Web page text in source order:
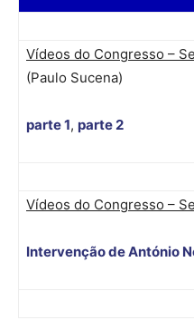
Vídeos do Congresso –
(Paulo Sucena)
parte 1, parte 2
Vídeos do Congresso –
Intervenção de António